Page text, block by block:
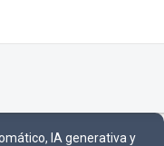
IA generativa y